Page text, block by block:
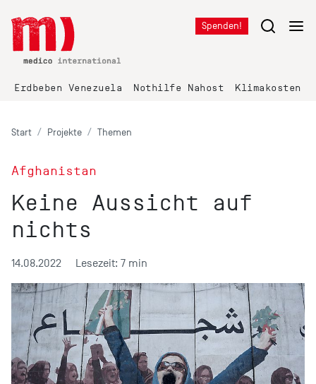
Spenden!
Erdbeben Venezuela Nothilfe Nahost Klimakosten
Start Projekte Themen
Afghanistan
Keine Aussicht auf
nichts
14.08.2022 Lesezeit: 7 min